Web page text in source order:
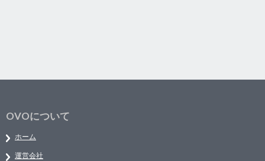
OVOについて
ホーム
運営会社